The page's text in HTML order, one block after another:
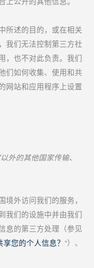
公开的其他信息。
所述的目的，或在相关
我们无法控制第三方社
，也不对此负责。我们
们如何收集、使用和共
网站和应用程序上设置
外的其他国家传输、
外访问我们的服务，
我们的设施中并由我们
息的第三方处理（参见
您的个人信息？ "）、